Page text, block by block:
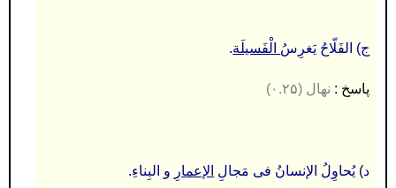
ج) الفَلّاحُ یَغرِسُ الْفَسیلَة.
پاسخ : نهال (۰.۲۵)
د) یُحاوِلُ الإنسانُ فی مَجالِ الإعمارِ و البِناءِ.